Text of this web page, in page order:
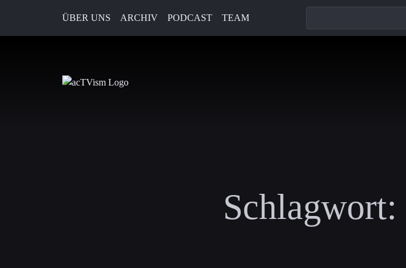
ÜBER UNS ARCHIV PODCAST TEAM
Schlagwort: